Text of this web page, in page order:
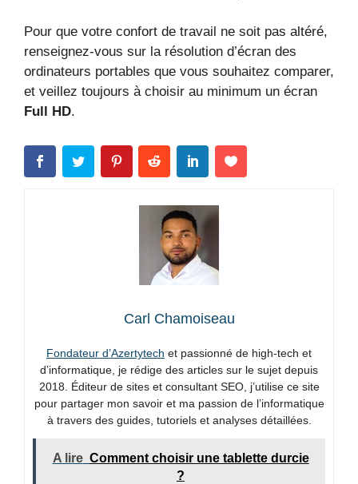
Pour que votre confort de travail ne soit pas altéré,
renseignez-vous sur la résolution d’écran des
ordinateurs portables que vous souhaitez comparer,
et veillez toujours à choisir au minimum un écran
Full HD.
Carl Chamoiseau
Fondateur d’Azertytech et passionné de high-tech et
d’informatique, je rédige des articles sur le sujet depuis
2018. Éditeur de sites et consultant SEO, j’utilise ce site
pour partager mon savoir et ma passion de l’informatique
à travers des guides, tutoriels et analyses détaillées.
A lire Comment choisir une tablette durcie
?